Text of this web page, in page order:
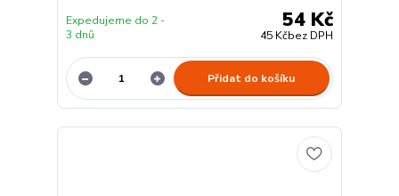
54 Kč
45 Kčbez DPH
Expedujeme do 2 -
3 dnů
Přidat do košíku